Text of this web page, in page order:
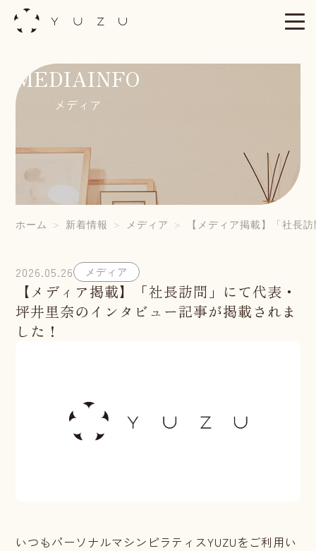
MEDIAINFO
メディア
ホーム 新着情報 メディア 【メディア掲載】「社長
2026.05.26 メディア
【メディア掲載】「社長訪問」にて代表・
坪井里奈のインタビュー記事が掲載されま
した！
いつもパーソナルマシンピラティスYUZUをご利用い